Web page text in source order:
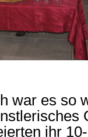
war es so
ihr